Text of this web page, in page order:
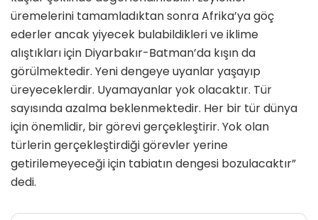
üremelerini tamamladıktan sonra Afrika’ya göç
ederler ancak yiyecek bulabildikleri ve iklime
alıştıkları için Diyarbakır-Batman’da kışın da
görülmektedir. Yeni dengeye uyanlar yaşayıp
üreyeceklerdir. Uyamayanlar yok olacaktır. Tür
sayısında azalma beklenmektedir. Her bir tür dünya
için önemlidir, bir görevi gerçekleştirir. Yok olan
türlerin gerçekleştirdiği görevler yerine
getirilemeyeceği için tabiatın dengesi bozulacaktır”
dedi.